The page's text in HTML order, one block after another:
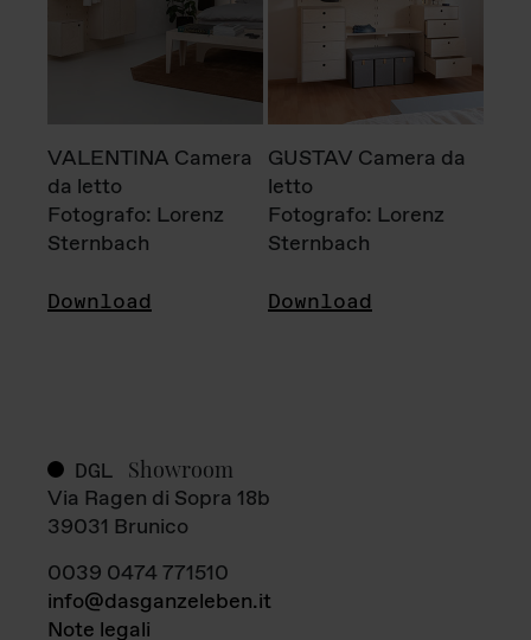
VALENTINA Camera
da letto
Fotografo: Lorenz
Sternbach
Download
GUSTAV Camera da
letto
Fotografo: Lorenz
Sternbach
Download
DGL Showroom
Via Ragen di Sopra 18b
39031 Brunico
0039 0474 771510
info@dasganzeleben.it
Note legali